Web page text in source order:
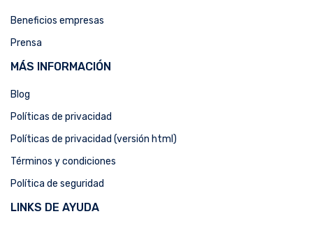
Beneficios empresas
Prensa
MÁS INFORMACIÓN
Blog
Políticas de privacidad
Políticas de privacidad (versión html)
Términos y condiciones
Política de seguridad
LINKS DE AYUDA